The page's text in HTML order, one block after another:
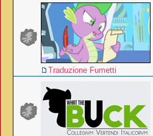
Traduzione Fumetti